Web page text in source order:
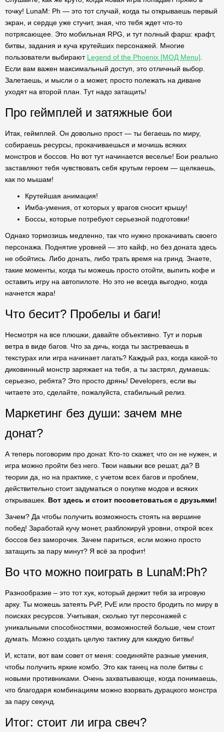
точку! LunaM: Ph — это тот случай, когда ты открываешь первый
экран, и сердце уже стучит, зная, что тебя ждет что-то
потрясающее. Это мобильная RPG, и тут полный фарш: крафт,
битвы, задания и куча крутейших персонажей. Многие
пользователи выбирают Legend of the Phoenix [МОД Menu]
Если вам важен максимальный доступ, это отличный выбор.
Залетаешь, и мысли о а может, просто полежать на диване
уходят на второй план. Тут надо затащить!
Про геймплей и затяжные бои
Итак, геймплей. Он довольно прост — ты бегаешь по миру,
собираешь ресурсы, прокачиваешься и мочишь всяких
монстров и боссов. Но вот тут начинается веселье! Бои реально
заставляют тебя чувствовать себя крутым героем — щелкаешь,
как по мышам!
Крутейшая анимация!
Имба-умения, от которых у врагов сносит крышу!
Боссы, которые потребуют серьезной подготовки!
Однако тормозишь медленно, так что нужно прокачивать своего
персонажа. Поднятие уровней — это кайф, но без доната здесь
не обойтись. Либо донать, либо трать время на гринд. Знаете,
такие моменты, когда ты можешь просто отойти, выпить кофе и
оставить игру на автопилоте. Но это не всегда выгодно, когда
начнется жара!
Что бесит? Пробелы и баги!
Несмотря на все плюшки, давайте объективно. Тут и порыв
ветра в виде багов. Что за дичь, когда ты застреваешь в
текстурах или игра начинает лагать? Каждый раз, когда какой-то
диковинный монстр заряжает на тебя, а ты застрял, думаешь:
серьезно, ребята? Это просто дрянь! Developers, если вы
читаете это, сделайте, пожалуйста, стабильный релиз.
Маркетинг без души: зачем мне
донат?
А теперь поговорим про донат. Кто-то скажет, что он не нужен, и
игра можно пройти без него. Твои навыки все решат, да? В
теории да, но на практике, с учетом всех багов и проблем,
действительно стоит задуматься о покупке модов и всяких
открывашек. Вот здесь и стоит посоветоваться с друзьями!
Зачем? Да чтобы получить возможность стоять на вершине
побед! Заработай кучу монет, разблокируй уровни, открой всех
боссов без заморочек. Зачем париться, если можно просто
затащить за пару минут? Я всё за профит!
Во что можно поиграть в LunaM:Ph?
Разнообразие – это тот хук, который держит тебя за игровую
арку. Ты можешь затеять PvP, PvE или просто бродить по миру в
поисках ресурсов. Учитывая, сколько тут персонажей с
уникальными способностями, возможностей больше, чем стоит
думать. Можно создать целую тактику для каждую битвы!
И, кстати, вот вам совет от меня: соединяйте разные умения,
чтобы получить яркие комбо. Это как танец на поле битвы с
новыми противниками. Очень захватывающе, когда понимаешь,
что благодаря комбинациям можно взорвать дурацкого монстра
за пару секунд.
Итог: стоит ли игра свеч?